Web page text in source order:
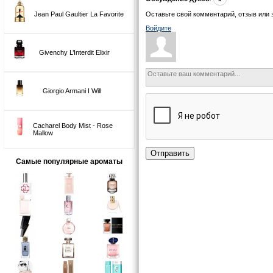
Jean Paul Gaultier La Favorite
Givenchy L’Interdit Elixir
Giorgio Armani I Will
Cacharel Body Mist - Rose
Mallow
Самые популярные ароматы
Оставьте свой комментарий, отзыв или
Войдите
Отправить